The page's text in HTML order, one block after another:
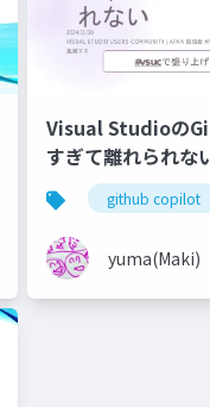
Visual Studioの
すぎて離れられな
github copilot
yuma(Maki)